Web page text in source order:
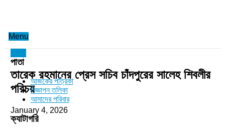
Menu
পাতা
আজকের পত্রিকা
বিজ্ঞাপন তলিকা
আমাদের পরিবার
ক্যাটাগরি
তারেক রহমানের প্রেস সচিব চাঁদপুরের সালেহ শিবলীর
পরিচয়
January 4, 2026